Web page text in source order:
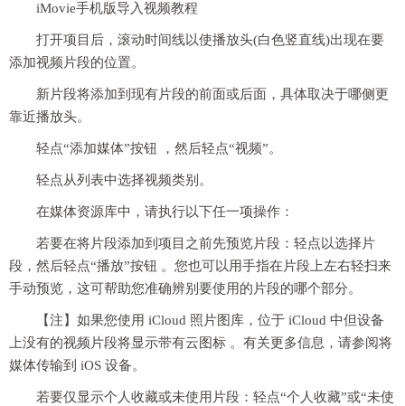
iMovie手机版导入视频教程
打开项目后，滚动时间线以使播放头(白色竖直线)出现在要
添加视频片段的位置。
新片段将添加到现有片段的前面或后面，具体取决于哪侧更
靠近播放头。
轻点“添加媒体”按钮 ，然后轻点“视频”。
轻点从列表中选择视频类别。
在媒体资源库中，请执行以下任一项操作：
若要在将片段添加到项目之前先预览片段：轻点以选择片
段，然后轻点“播放”按钮 。您也可以用手指在片段上左右轻扫来
手动预览，这可帮助您准确辨别要使用的片段的哪个部分。
【注】如果您使用 iCloud 照片图库，位于 iCloud 中但设备
上没有的视频片段将显示带有云图标 。有关更多信息，请参阅将
媒体传输到 iOS 设备。
若要仅显示个人收藏或未使用片段：轻点“个人收藏”或“未使